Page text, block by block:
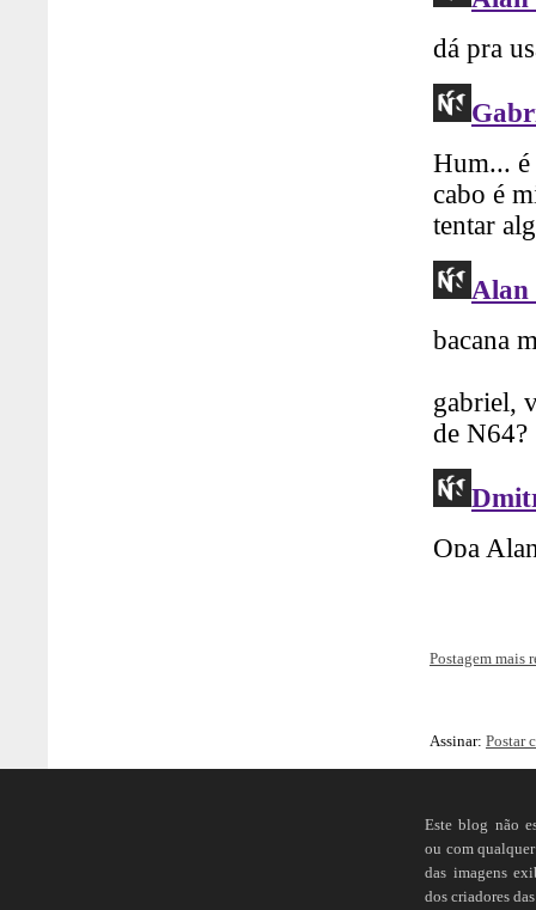
Postagem mais
Assinar: Postar
Este blog não
ou com
das imagens
dos criadores